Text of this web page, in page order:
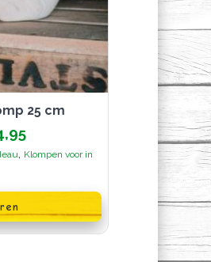
25 cm
Prijsklasse:
€11,95
tot
, Klompen voor in